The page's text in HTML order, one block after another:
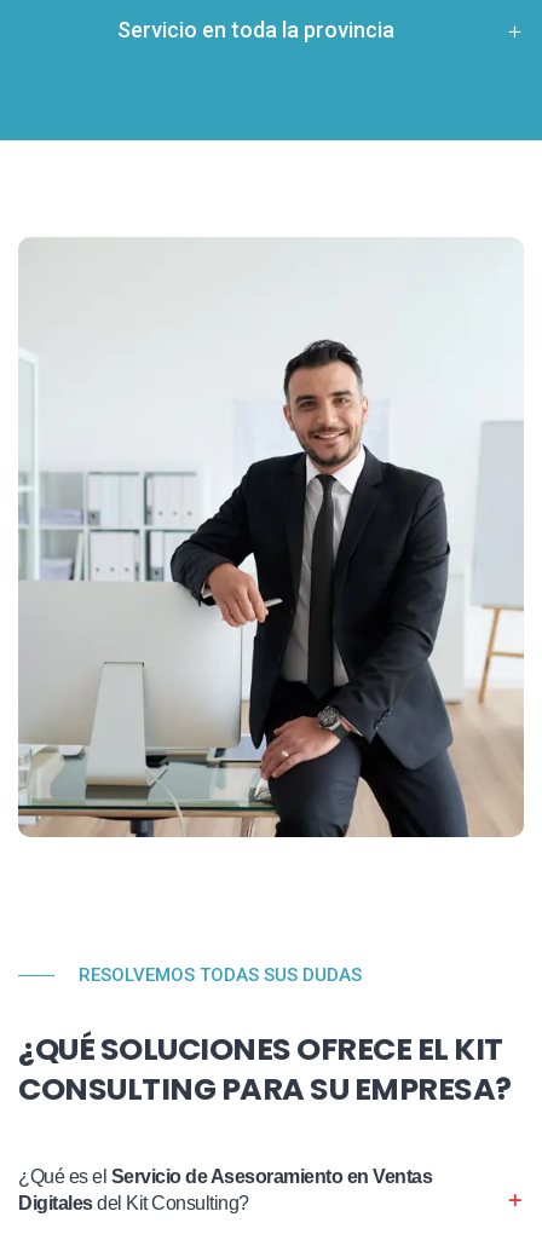
Servicio en toda la provincia
RESOLVEMOS TODAS SUS DUDAS
¿QUÉ SOLUCIONES OFRECE EL KIT
CONSULTING PARA SU EMPRESA?
¿Qué es el Servicio de Asesoramiento en Ventas
Digitalesdel Kit Consulting?